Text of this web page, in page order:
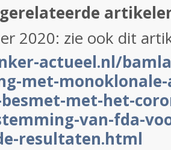
2020: zie ook dit
actueel.nl/
met-
met-het-
van-fda-
resultaten.html